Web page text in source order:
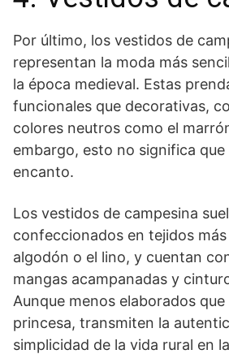
Por último, los vestidos de
representan la moda​ más
la época medieval. Estas
funcionales que decorativas,
colores neutros como el
embargo, ⁣esto no significa
encanto.
Los vestidos de campesina
confeccionados en tejidos
algodón o el lino, y cuentan
mangas acampanadas y
Aunque menos⁢ elaborados
princesa, transmiten la
simplicidad⁢ de la vida rural en